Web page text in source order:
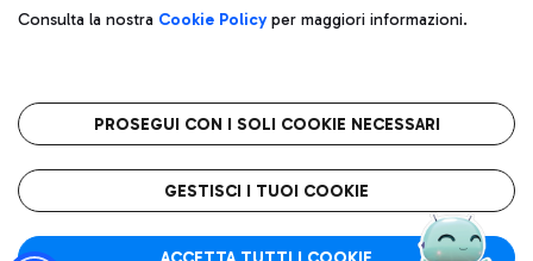
Gelateria
Wine Bar & Sparkling
Raggiungi l’aeroporto senza pensieri con il servizio di taxi a
Scopri la nostra offerta per una pausa gustosa in aeroporto
Mappa Aeroporto Fiumicino
Privacy policy
Note legali
Roma FCO
L'aeroporto stellato
Consulta la nostra Cookie Policyper maggiori informazioni.
PROSEGUI CON I SOLI COOKIE NECESSARI
GESTISCI I TUOI COOKIE